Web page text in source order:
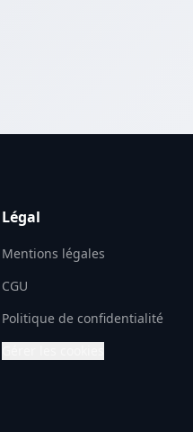
Légal
Mentions légales
CGU
Politique de confidentialité